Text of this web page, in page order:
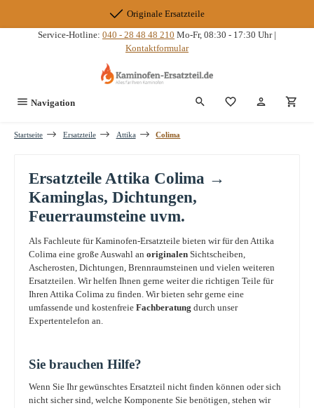
Originale Ersatzteile
Service-Hotline: 040 - 28 48 48 210 Mo-Fr, 08:30 - 17:30 Uhr |
Kontaktformular
Navigation Du hast 0
Startseite Ersatzteile Attika Colima
Ersatzteile Attika Colima →
Kaminglas, Dichtungen,
Feuerraumsteine uvm.
Als Fachleute für Kaminofen-Ersatzteile bieten wir für den Attika
Colima eine große Auswahl an originalen Sichtscheiben,
Ascherosten, Dichtungen, Brennraumsteinen und vielen weiteren
Ersatzteilen. Wir helfen Ihnen gerne weiter die richtigen Teile für
Ihren Attika Colima zu finden. Wir bieten sehr gerne eine
umfassende und kostenfreie Fachberatung durch unser
Expertentelefon an.
Sie brauchen Hilfe?
Wenn Sie Ihr gewünschtes Ersatzteil nicht finden können oder sich
nicht sicher sind, welche Komponente Sie benötigen, stehen wir